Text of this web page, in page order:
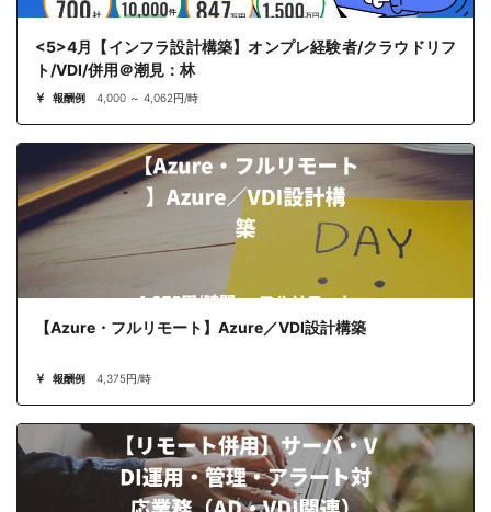
<5>4月【インフラ設計構築】オンプレ経験者/クラウドリフ
ト/VDI/併用＠潮見：林
報酬例 4,000 ～ 4,062円/時
【Azure・フルリモート】Azure／VDI設計構築
報酬例 4,375円/時